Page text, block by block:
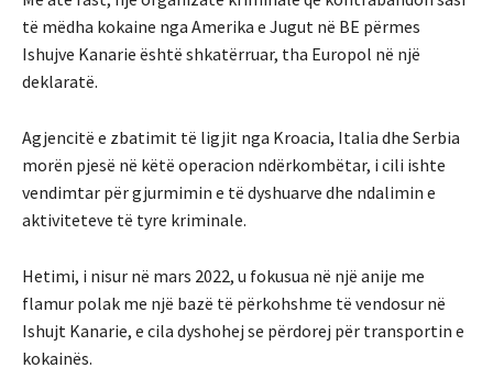
të mëdha kokaine nga Amerika e Jugut në BE përmes
Ishujve Kanarie është shkatërruar, tha Europol në një
deklaratë.
Agjencitë e zbatimit të ligjit nga Kroacia, Italia dhe Serbia
morën pjesë në këtë operacion ndërkombëtar, i cili ishte
vendimtar për gjurmimin e të dyshuarve dhe ndalimin e
aktiviteteve të tyre kriminale.
Hetimi, i nisur në mars 2022, u fokusua në një anije me
flamur polak me një bazë të përkohshme të vendosur në
Ishujt Kanarie, e cila dyshohej se përdorej për transportin e
kokainës.